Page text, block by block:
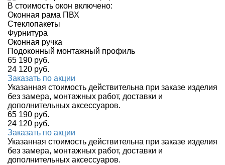
В стоимость окон включено:
Оконная рама ПВХ
Стеклопакеты
Фурнитура
Оконная ручка
Подоконный монтажный профиль
65 190 руб.
24 120 руб.
Заказать по акции
Указанная стоимость действительна при заказе изделия
без замера, монтажных работ, доставки и
дополнительных аксессуаров.
65 190 руб.
24 120 руб.
Заказать по акции
Указанная стоимость действительна при заказе изделия
без замера, монтажных работ, доставки и
дополнительных аксессуаров.